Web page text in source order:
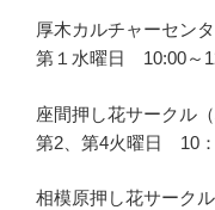
厚木カルチャーセン
第１水曜日 10:00～
座間押し花サークル
第2、第4火曜日 10
相模原押し花サーク